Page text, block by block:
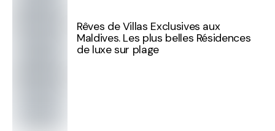
Rêves de Villas Exclusives aux
Maldives. Les plus belles Résidences
de luxe sur plage